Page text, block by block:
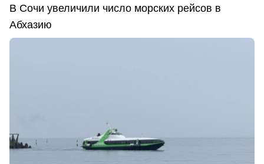
В Сочи увеличили число морских рейсов в
Абхазию